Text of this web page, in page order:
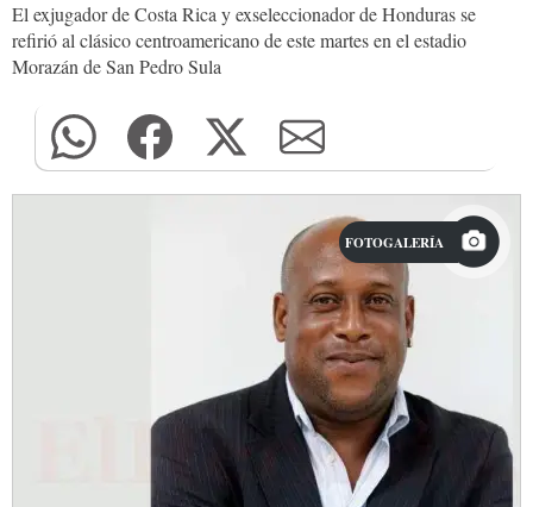
El exjugador de Costa Rica y exseleccionador de Honduras se
refirió al clásico centroamericano de este martes en el estadio
Morazán de San Pedro Sula
FOTOGALERÍA